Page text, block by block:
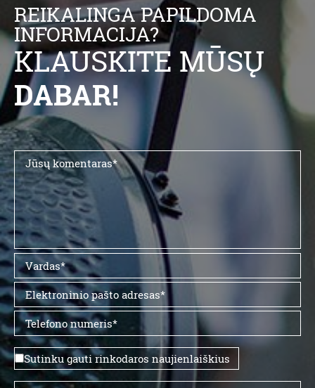
REIKALINGA PAPILDOMA
INFORMACIJA?
KLAUSKITE MŪSŲ
DABAR!
Sutinku gauti rinkodaros naujienlaiškius